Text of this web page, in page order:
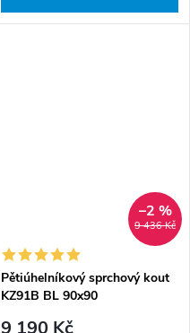
9 436 Kč
–2 %
Pětiúhelníkový sprchový kout
KZ91B BL 90x90
9 190 Kč